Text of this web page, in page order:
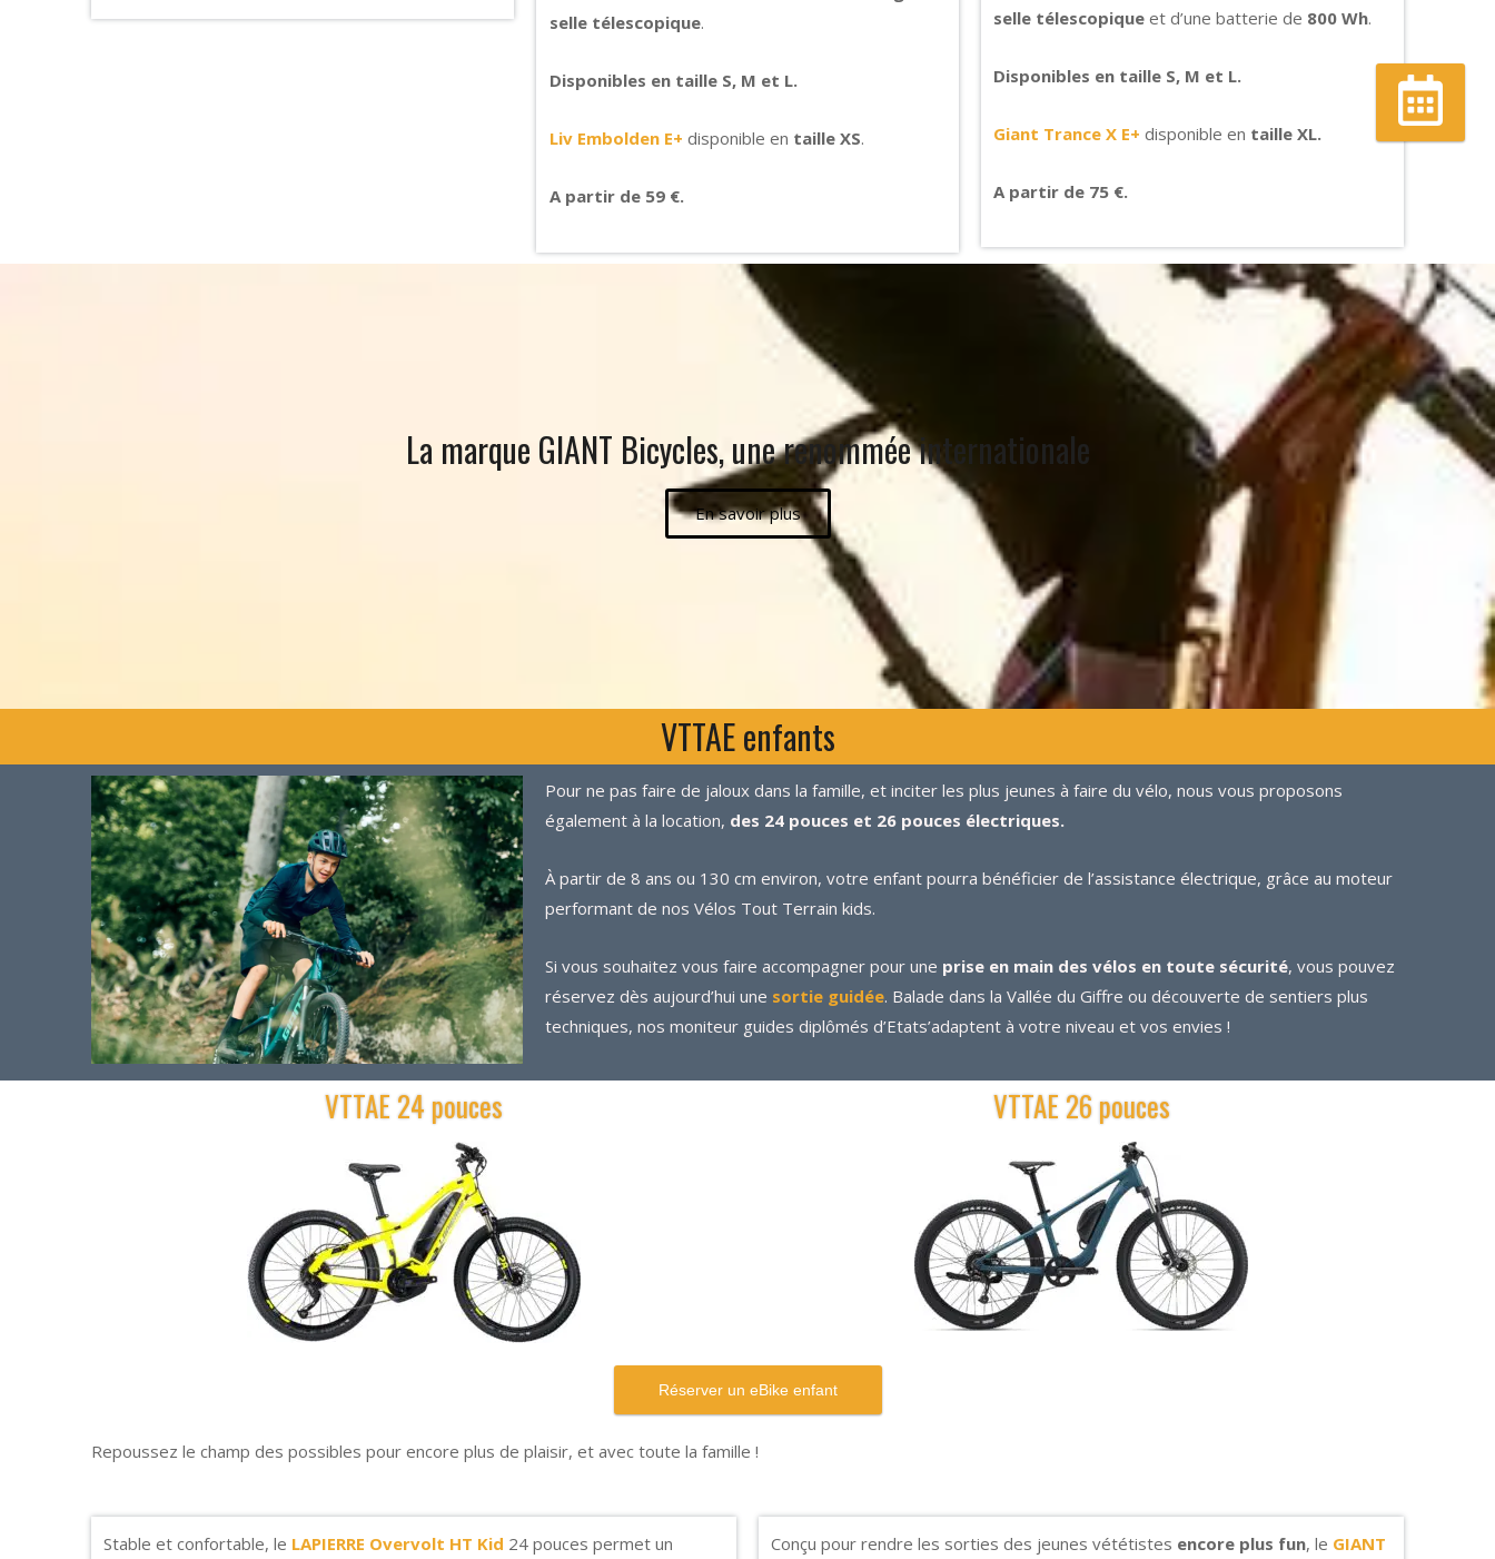
selle télescopique.
Disponibles en taille S, M et L.
Liv Embolden E+ disponible en taille XS.
A partir de 59 €.
selle télescopiqueet d’une batterie de 800 Wh.
Disponibles en taille S, M et L.
Giant Trance X E+ disponible en taille XL.
A partir de 75 €.
La marque GIANT Bicycles, une renommée internationale
En savoir plus
VTTAE enfants
Pour ne pas faire de jaloux dans la famille, et inciter les plus jeunes à faire du vélo, nous vous proposons
également à la location, des 24 pouces et 26 pouces électriques.
À partir de 8 ans ou 130 cm environ, votre enfant pourra bénéficier de l’assistance électrique, grâce au moteur
performant de nos Vélos Tout Terrain kids.
Si vous souhaitez vous faire accompagner pour une prise en main des vélos en toute sécurité, vous pouvez
réservez dès aujourd’hui une sortie guidée. Balade dans la Vallée du Giffre ou découverte de sentiers plus
techniques, nos moniteur guides diplômés d’Etats’adaptent à votre niveau et vos envies !
VTTAE 24 pouces VTTAE 26 pouces
Repoussez le champ des possibles pour encore plus de plaisir, et avec toute la famille !
Stable et confortable, le LAPIERRE Overvolt HT Kid 24 pouces permet un Conçu pour rendre les sorties des jeunes vététistes encore plus fun, le GIANT
Réserver